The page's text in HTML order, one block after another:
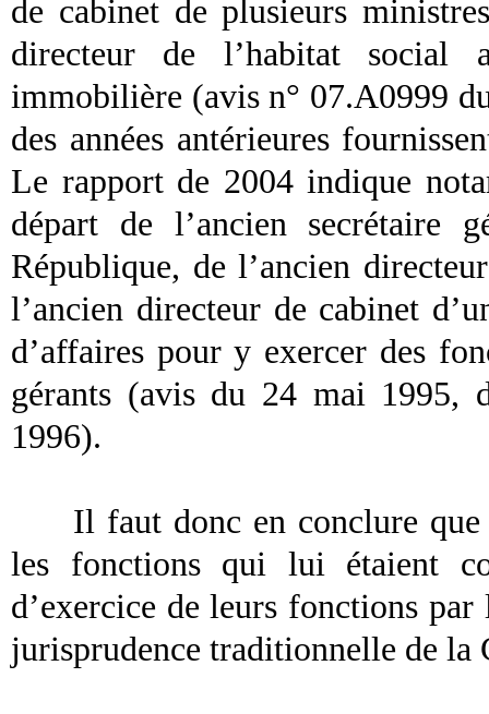
de cabinet de plusieurs
directeur de l’habitat social
immobilière (avis n° 07.A0999
des années antérieures
Le rapport de 2004 indique
départ de l’ancien secrétaire
République, de l’ancien
l’ancien directeur de cabinet
d’affaires pour y exercer des
gérants (avis du 24 mai 1995,
1996).
Il faut donc en conclure
les fonctions qui lui étaient
d’exercice de leurs fonctions
jurisprudence traditionnelle de la